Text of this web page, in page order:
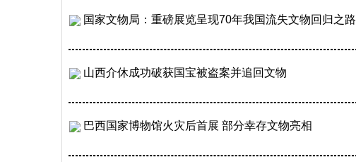
国家文物局：重磅展览呈现70年我国流失文物回归之路
山西介休成功破获国宝被盗案并追回文物
巴西国家博物馆火灾后首展 部分幸存文物亮相